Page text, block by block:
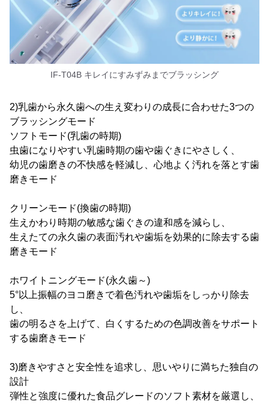
IF-T04B キレイにすみずみまでブラッシング
2)乳歯から永久歯への生え変わりの成長に合わせた3つの
ブラッシングモード
ソフトモード(乳歯の時期)
虫歯になりやすい乳歯時期の歯や歯ぐきにやさしく、
幼児の歯磨きの不快感を軽減し、心地よく汚れを落とす歯
磨きモード
クリーンモード(換歯の時期)
生えかわり時期の敏感な歯ぐきの違和感を減らし、
生えたての永久歯の表面汚れや歯垢を効果的に除去する歯
磨きモード
ホワイトニングモード(永久歯～)
5°以上振幅のヨコ磨きで着色汚れや歯垢をしっかり除去
し、
歯の明るさを上げて、白くするための色調改善をサポート
する歯磨きモード
3)磨きやすさと安全性を追求し、思いやりに満ちた独自の
設計
弾性と強度に優れた食品グレードのソフト素材を厳選し、